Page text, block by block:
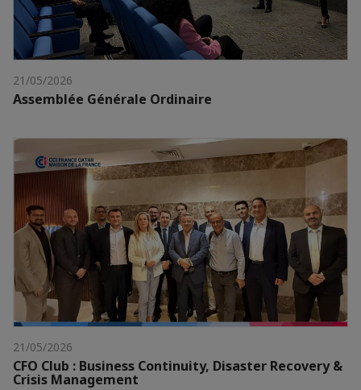
21/05/2026
Assemblée Générale Ordinaire
21/05/2026
CFO Club : Business Continuity, Disaster Recovery &
Crisis Management